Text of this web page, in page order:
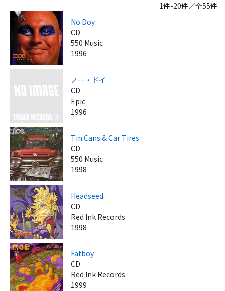
1件-20件／全55件
No Doy
CD
550 Music
1996
ノー・ドイ
CD
Epic
1996
Tin Cans & Car Tires
CD
550 Music
1998
Headseed
CD
Red Ink Records
1998
Fatboy
CD
Red Ink Records
1999